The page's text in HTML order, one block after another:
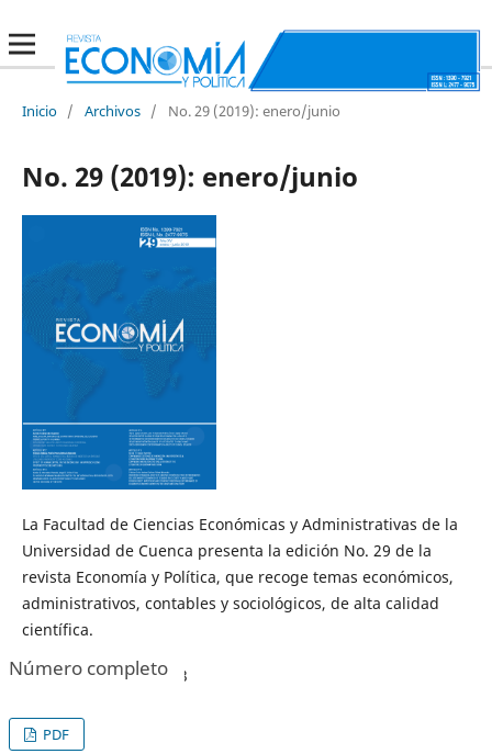
Inicio / Archivos / No. 29 (2019): enero/junio
No. 29 (2019): enero/junio
La Facultad de Ciencias Económicas y Administrativas de la
Universidad de Cuenca presenta la edición No. 29 de la
revista Economía y Política, que recoge temas económicos,
administrativos, contables y sociológicos, de alta calidad
científica.
Publicado:2019-01-03
Número completo
PDF